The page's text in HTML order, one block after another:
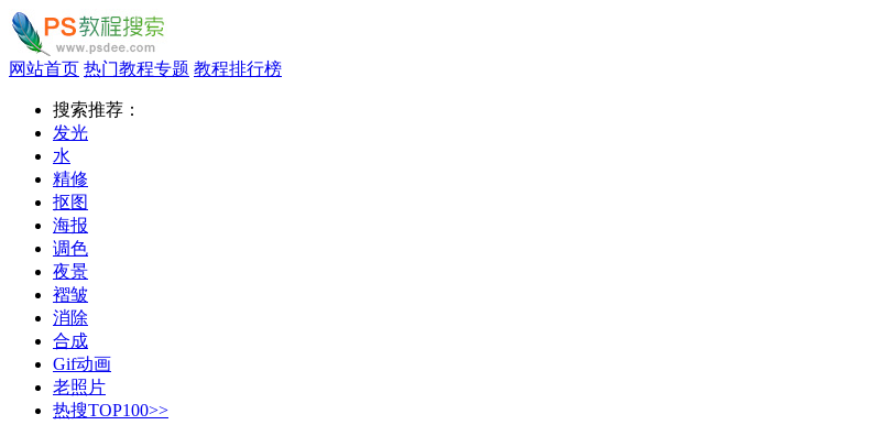
网站首页 热门教程专题 教程排行榜
搜索推荐：
发光
水
精修
抠图
海报
调色
夜景
褶皱
消除
合成
Gif动画
老照片
热搜TOP100>>